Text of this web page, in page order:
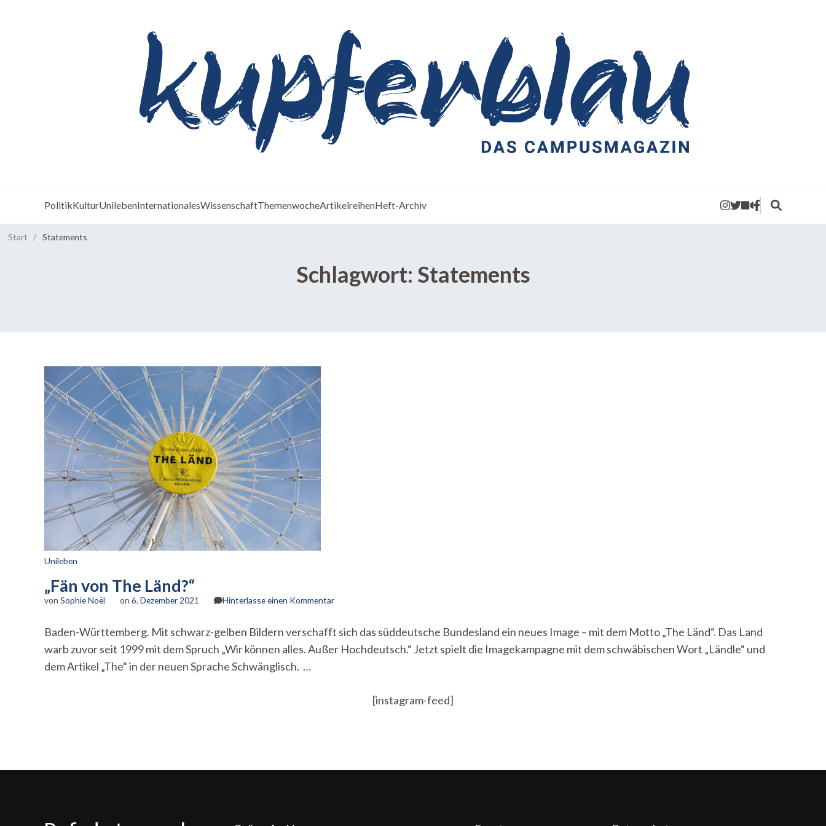
PolitikKulturUnilebenInternationalesWissenschaftThemenwocheArtikelreihenHeft-Archiv
Start / Statements
Schlagwort: Statements
Unileben
„Fän von The Länd?“
von Sophie Noël on 6. Dezember 2021 Hinterlasse einen Kommentarzu
The
Länd?“
Baden-Württemberg. Mit schwarz-gelben Bildern verschafft sich das süddeutsche Bundesland ein neues Image – mit dem Motto „The Länd“. Das Land
warb zuvor seit 1999 mit dem Spruch „Wir können alles. Außer Hochdeutsch.“ Jetzt spielt die Imagekampagne mit dem schwäbischen Wort „Ländle“ und
dem Artikel „The“ in der neuen Sprache Schwänglisch. …
[instagram-feed]